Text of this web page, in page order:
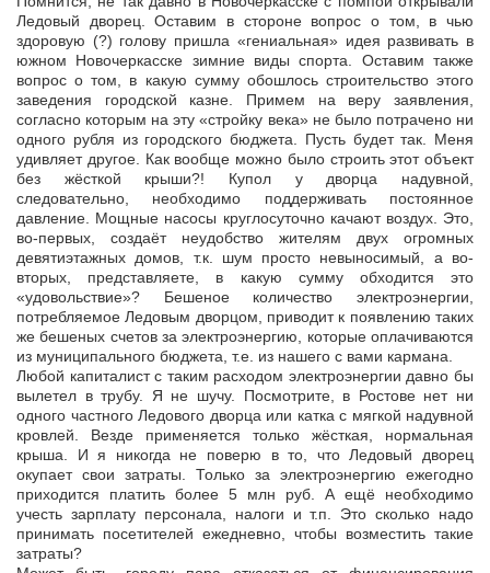
Ледовый дворец. Оставим в стороне вопрос о том, в чью
здоровую (?) голову пришла «гениальная» идея развивать в
южном Новочеркасске зимние виды спорта. Оставим также
вопрос о том, в какую сумму обошлось строительство этого
заведения городской казне. Примем на веру заявления,
согласно которым на эту «стройку века» не было потрачено ни
одного рубля из городского бюджета. Пусть будет так. Меня
удивляет другое. Как вообще можно было строить этот объект
без жёсткой крыши?! Купол у дворца надувной,
следовательно, необходимо поддерживать постоянное
давление. Мощные насосы круглосуточно качают воздух. Это,
во-первых, создаёт неудобство жителям двух огромных
девятиэтажных домов, т.к. шум просто невыносимый, а во-
вторых, представляете, в какую сумму обходится это
«удовольствие»? Бешеное количество электроэнергии,
потребляемое Ледовым дворцом, приводит к появлению таких
же бешеных счетов за электроэнергию, которые оплачиваются
из муниципального бюджета, т.е. из нашего с вами кармана.
Любой капиталист с таким расходом электроэнергии давно бы
вылетел в трубу. Я не шучу. Посмотрите, в Ростове нет ни
одного частного Ледового дворца или катка с мягкой надувной
кровлей. Везде применяется только жёсткая, нормальная
крыша. И я никогда не поверю в то, что Ледовый дворец
окупает свои затраты. Только за электроэнергию ежегодно
приходится платить более 5 млн руб. А ещё необходимо
учесть зарплату персонала, налоги и т.п. Это сколько надо
принимать посетителей ежедневно, чтобы возместить такие
затраты?